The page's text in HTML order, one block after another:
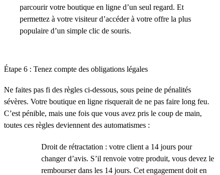
parcourir votre boutique en ligne d’un seul regard. Et
permettez à votre visiteur d’accéder à votre offre la plus
populaire d’un simple clic de souris.
Étape 6 : Tenez compte des obligations légales
Ne faites pas fi des règles ci-dessous, sous peine de pénalités
sévères. Votre boutique en ligne risquerait de ne pas faire long feu.
C’est pénible, mais une fois que vous avez pris le coup de main,
toutes ces règles deviennent des automatismes :
Droit de rétractation : votre client a 14 jours pour
changer d’avis. S’il renvoie votre produit, vous devez le
rembourser dans les 14 jours. Cet engagement doit en